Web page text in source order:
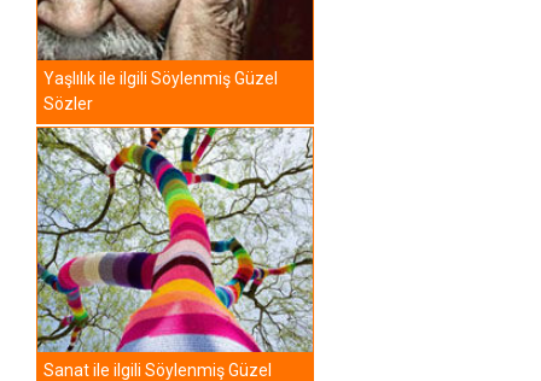
Yaşlılık ile ilgili Söylenmiş Güzel
Sözler
Sanat ile ilgili Söylenmiş Güzel